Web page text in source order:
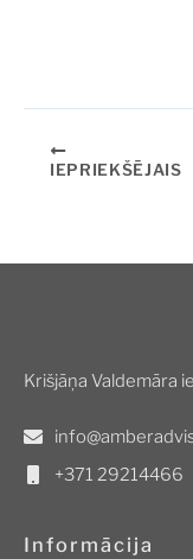
IEPRIEKŠĒJAIS
Krišjāņa Valdemāra
+371 29214466
Informācija